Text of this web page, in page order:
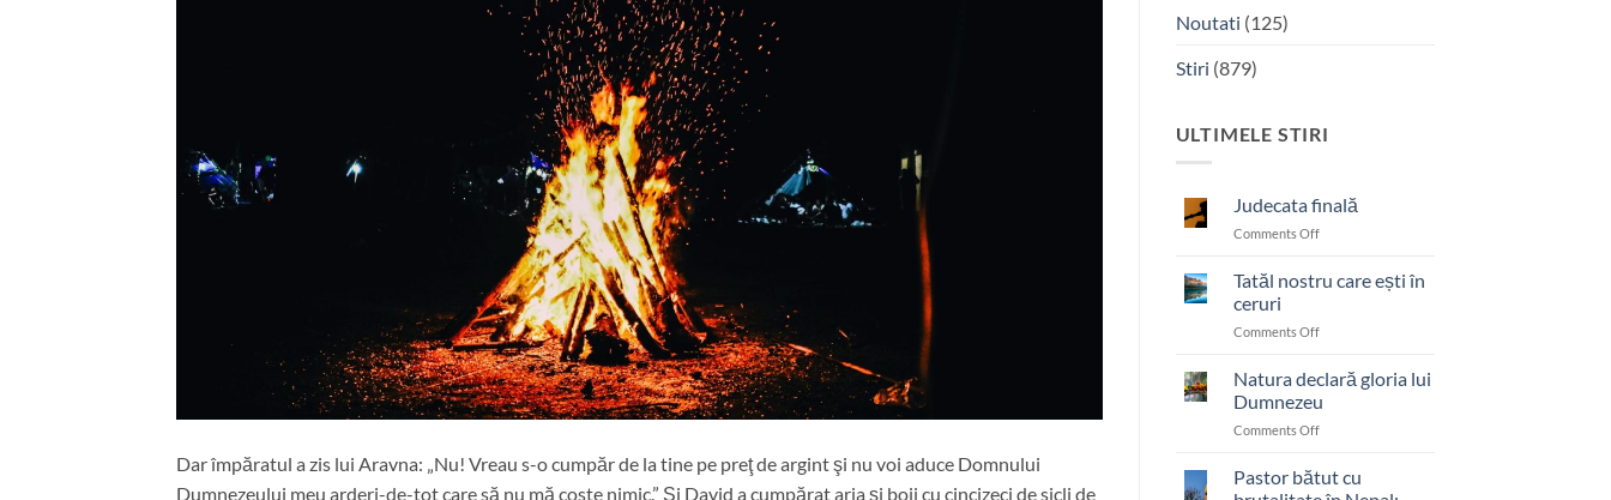
Dar împăratul a zis lui Aravna: „Nu! Vreau s-o cumpăr de la tine pe preţ de argint şi nu voi aduce Domnului
Dumnezeului meu arderi-de-tot care să nu mă coste nimic.” Şi David a cumpărat aria şi boii cu cincizeci de sicli de
Noutati (125)
Stiri (879)
ULTIMELE STIRI
Judecata finală
Comments Offon
Tatăl nostru care ești în
ceruri
Comments Offon
nostru
care
ești
în
Natura declară gloria lui
Dumnezeu
Comments Offon
declară
gloria
Pastor bătut cu